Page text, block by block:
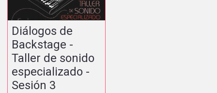
Diálogos de
Backstage -
Taller de sonido
especializado -
Sesión 3